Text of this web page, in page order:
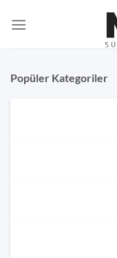
atla
Popüler Kategoriler